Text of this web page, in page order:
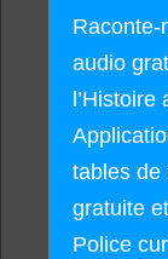
Raconte-
audio
tables de
gratuite
Police